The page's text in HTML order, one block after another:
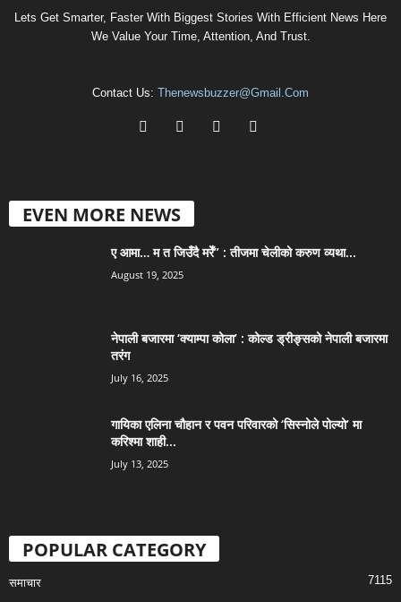
Lets Get Smarter, Faster With Biggest Stories With Efficient News Here
We Value Your Time, Attention, And Trust.
Contact Us: Thenewsbuzzer@gmail.com
EVEN MORE NEWS
ए आमा… म त जिउँदै मरेँ” : तीजमा चेलीको करुण व्यथा...
August 19, 2025
नेपाली बजारमा ‘क्याम्पा कोला’ : कोल्ड ड्रीङ्सको नेपाली बजारमा
तरंग
July 16, 2025
गायिका एलिना चौहान र पवन परिवारको ‘सिस्नोले पोल्यो’ मा
करिश्मा शाही...
July 13, 2025
POPULAR CATEGORY
समाचार
7115